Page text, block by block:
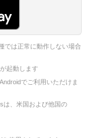
では正常に動作しない場合
起動します
でご利用いただけま
は、米国および他国の